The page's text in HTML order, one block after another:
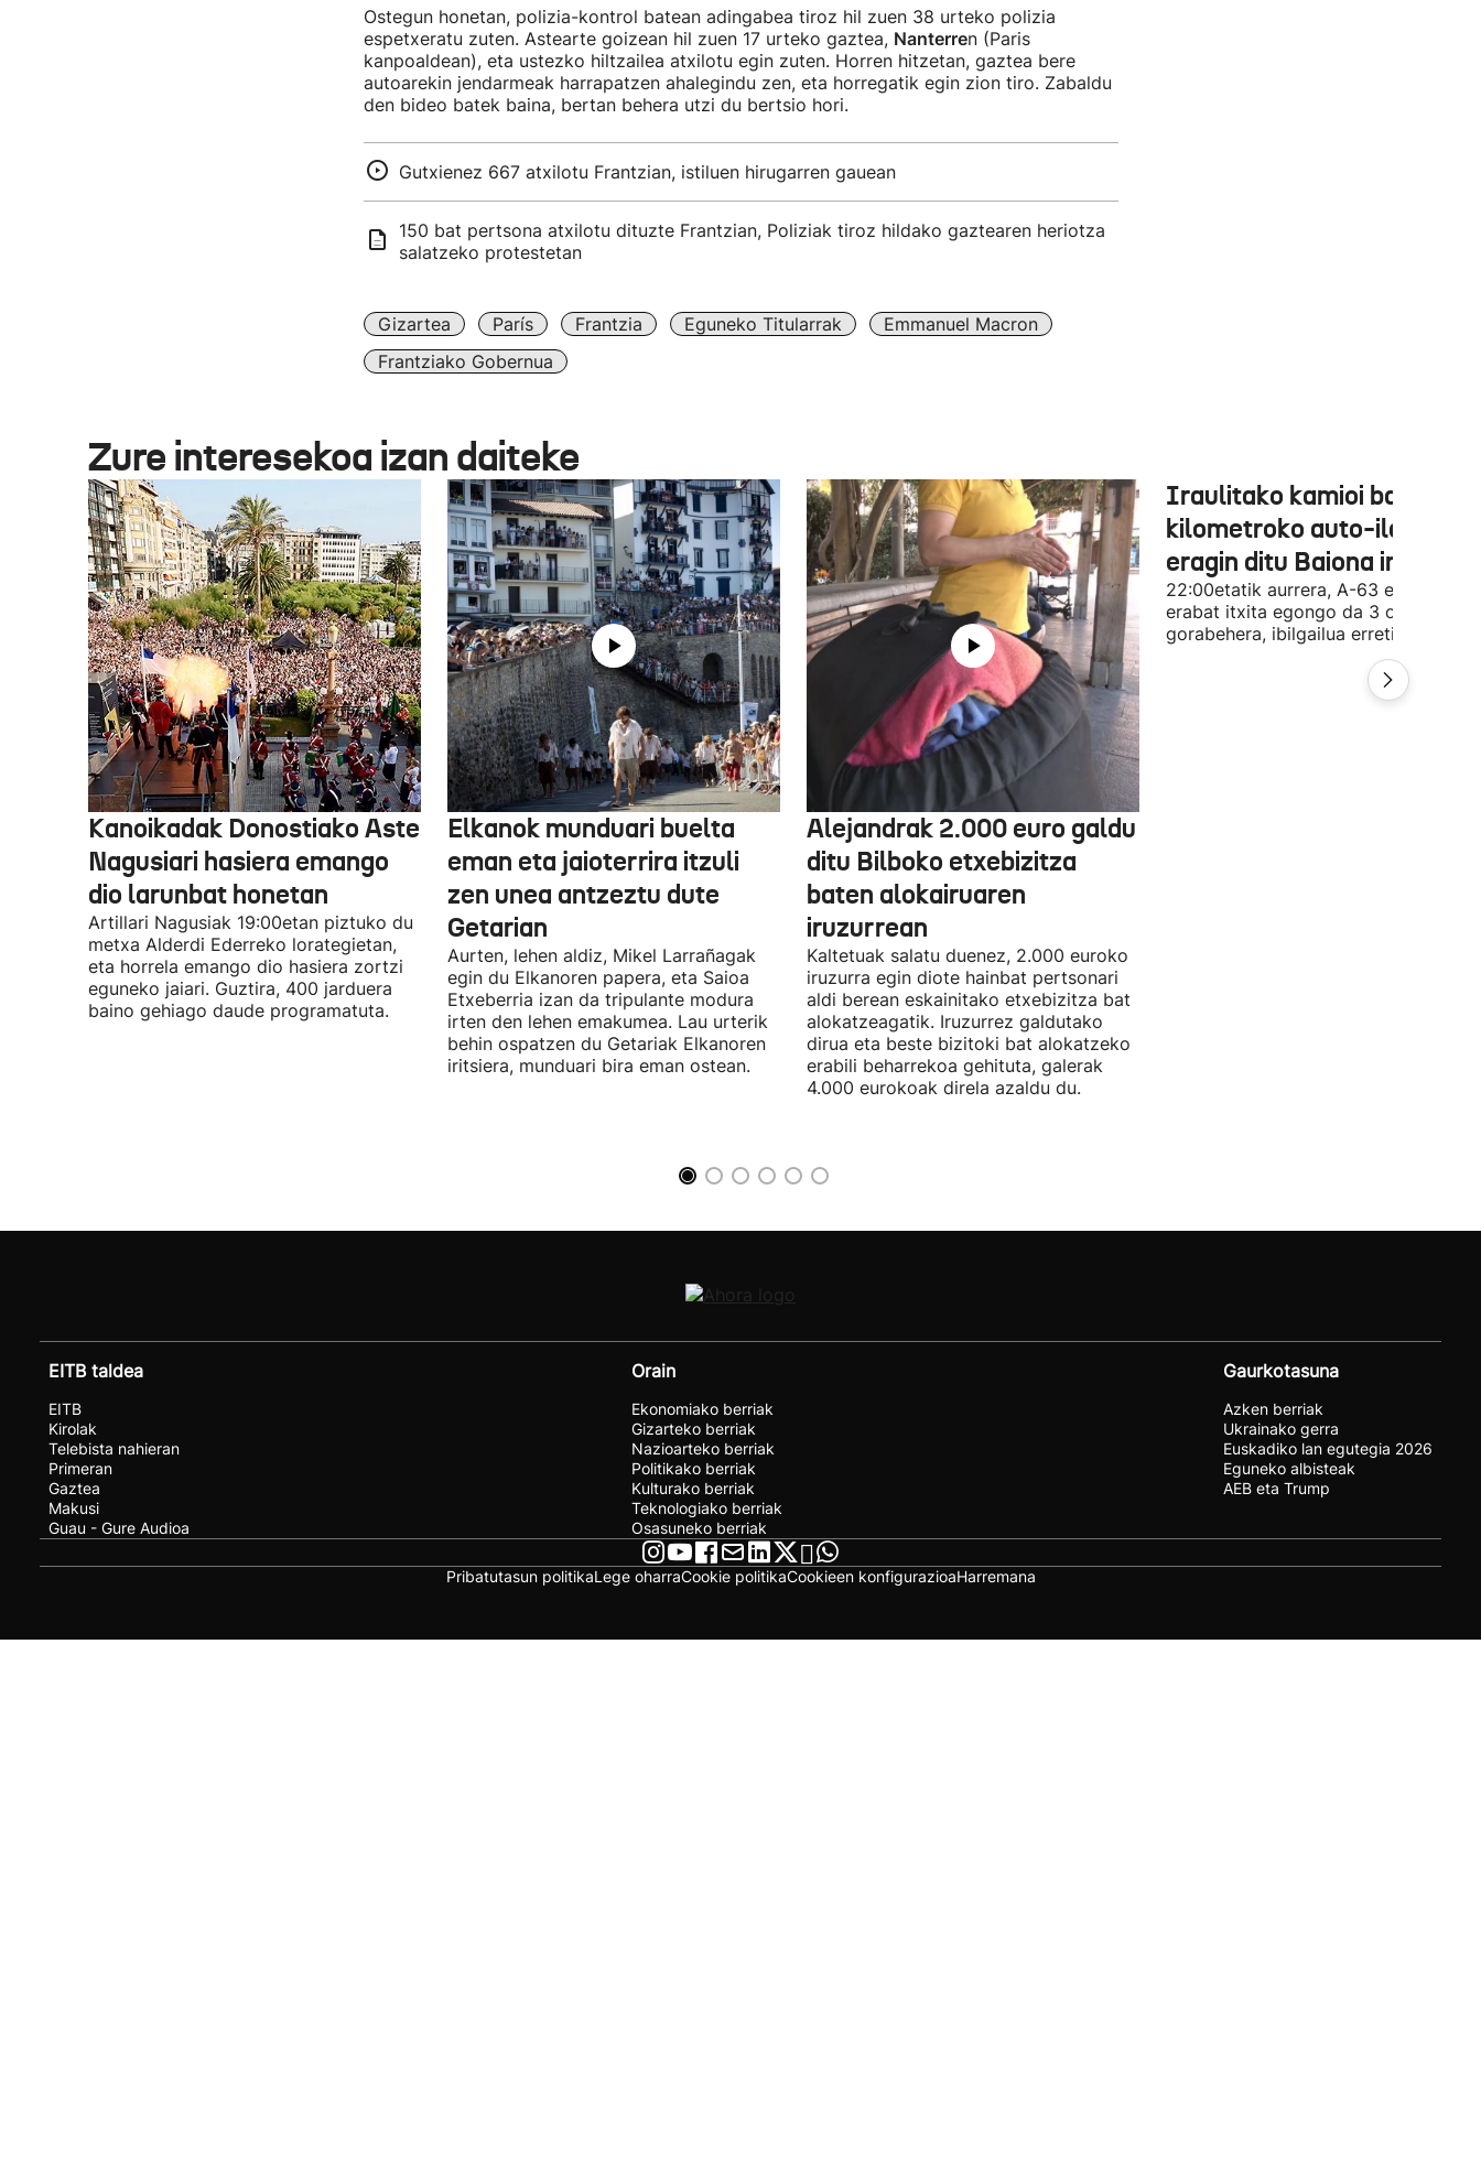
Ostegun honetan, polizia-kontrol batean adingabea tiroz hil zuen 38 urteko polizia
espetxeratu zuten. Astearte goizean hil zuen 17 urteko gaztea, Nanterren (Paris
kanpoaldean), eta ustezko hiltzailea atxilotu egin zuten. Horren hitzetan, gaztea bere
autoarekin jendarmeak harrapatzen ahalegindu zen, eta horregatik egin zion tiro. Zabaldu
den bideo batek baina, bertan behera utzi du bertsio hori.
Gutxienez 667 atxilotu Frantzian, istiluen hirugarren gauean
150 bat pertsona atxilotu dituzte Frantzian, Poliziak tiroz hildako gaztearen heriotza
salatzeko protestetan
Gizartea París Frantzia Eguneko Titularrak
Emmanuel Macron
Frantziako Gobernua
Zure interesekoa izan daiteke
Kanoikadak Donostiako Aste
Nagusiari hasiera emango
dio larunbat honetan
Artillari Nagusiak 19:00etan piztuko du
metxa Alderdi Ederreko lorategietan,
eta horrela emango dio hasiera zortzi
eguneko jaiari. Guztira, 400 jarduera
baino gehiago daude programatuta.
Elkanok munduari buelta
eman eta jaioterrira itzuli
zen unea antzeztu dute
Getarian
Aurten, lehen aldiz, Mikel Larrañagak
egin du Elkanoren papera, eta Saioa
Etxeberria izan da tripulante modura
irten den lehen emakumea. Lau urterik
behin ospatzen du Getariak Elkanoren
iritsiera, munduari bira eman ostean.
Alejandrak 2.000 euro galdu
ditu Bilboko etxebizitza
baten alokairuaren
iruzurrean
Kaltetuak salatu duenez, 2.000 euroko
iruzurra egin diote hainbat pertsonari
aldi berean eskainitako etxebizitza bat
alokatzeagatik. Iruzurrez galdutako
dirua eta beste bizitoki bat alokatzeko
erabili beharrekoa gehituta, galerak
4.000 eurokoak direla azaldu du.
Iraulitako kamioi batek 31
kilometroko auto-ilarak
eragin ditu Baiona inguruan
22:00etatik aurrera, A-63 errepidea
erabat itxita egongo da 3 orduz,
gorabehera, ibilgailua erretiratzeko.
EITB taldea
EITB
Kirolak
Telebista nahieran
Primeran
Gaztea
Makusi
Guau - Gure Audioa
Orain
Ekonomiako berriak
Gizarteko berriak
Nazioarteko berriak
Politikako berriak
Kulturako berriak
Teknologiako berriak
Osasuneko berriak
Gaurkotasuna
Azken berriak
Ukrainako gerra
Euskadiko lan egutegia 2026
Eguneko albisteak
AEB eta Trump
Pribatutasun politikaLege oharraCookie politikaCookieen konfigurazioaHarremana